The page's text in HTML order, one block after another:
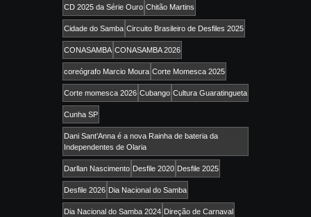
CD 2025 da Série Ouro Chitão Martins
Cidade do Samba Circuito Brasileiro de Desfiles 2025
CONASAMBA CONASAMBA 2026
coreógrafo Marcio Moura Corte Momesca 2025
Corte momesca 2026 Cubango Cultura Guaratingueta
Cunha SP
Dani Sant’Anna é a nova Rainha de bateria da
Independentes de Olaria
Darllan Nascimento Desfile 2020 Desfile 2025
Desfile 2026 Dia Nacional do Samba
Dia Nacional do Samba 2024 Direção de Carnaval